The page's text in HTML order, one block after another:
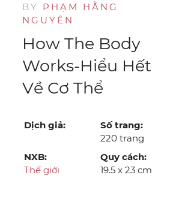
BY PHẠM HẰNG
NGUYÊN
How The Body
Works-Hiểu Hết
Về Cơ Thể
Dịch giả:
Số trang:
220 trang
NXB:
Thế giới
Quy cách:
19.5 x 23 cm